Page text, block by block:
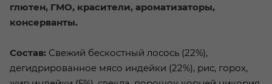
глютен, ГМО, красители, ароматизаторы,
консерванты.
Состав: Свежий бескостный лосось (22%),
дегидрированное мясо индейки (22%), рис, горох,